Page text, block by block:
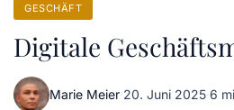
GESCHÄFT
Digitale
Marie Meier·20. Juni 2025·6